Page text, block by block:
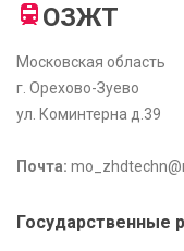
ОЗЖТ
Московская область
г. Орехово-Зуево
ул. Коминтерна д.39
Почта:
Государственные